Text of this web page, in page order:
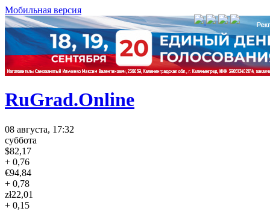
Мобильная версия
RuGrad.Online
08 августа, 17:32
суббота
$82,17
+ 0,76
€94,84
+ 0,78
zł22,01
+ 0,15